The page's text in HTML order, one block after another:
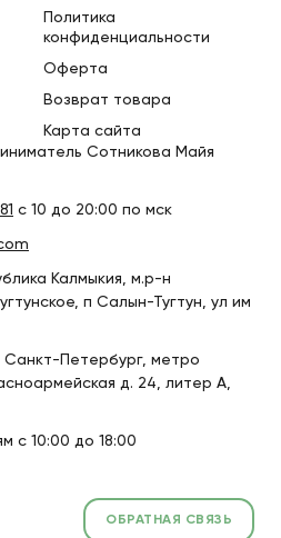
Политика
конфиденциальности
Оферта
Возврат товара
Карта сайта
Сотникова Майя
с 10 до 20:00 по мск
Калмыкия, м.р-н
п Салын-Тугтун, ул им
Санкт-Петербург, метро
д. 24, литер А,
с 10:00 до 18:00
ОБРАТНАЯ СВЯЗЬ